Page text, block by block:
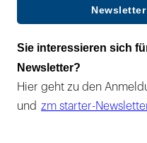
Sie interessieren sich
Newsletter?
Hier geht zu den
und zm starter-